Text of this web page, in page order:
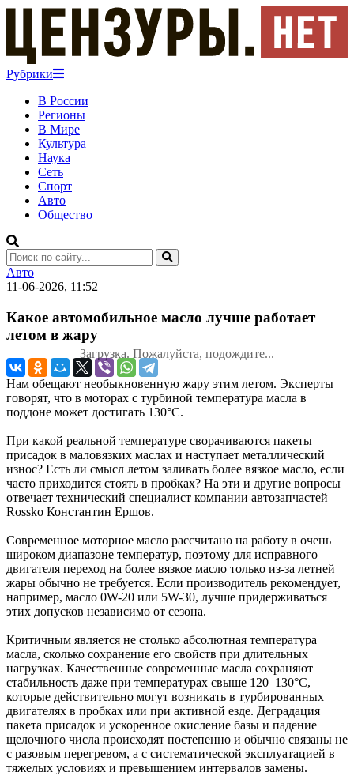
Рубрики
В России
Регионы
В Мире
Культура
Наука
Сеть
Спорт
Авто
Общество
Авто
11-06-2026, 11:52
Какое автомобильное масло лучше работает
летом в жару
Нам обещают необыкновенную жару этим летом. Эксперты
говорят, что в моторах с турбиной температура масла в
поддоне может достигать 130°C.
При какой реальной температуре сворачиваются пакеты
присадок в маловязких маслах и наступает металлический
износ? Есть ли смысл летом заливать более вязкое масло, если
часто приходится стоять в пробках? На эти и другие вопросы
отвечает технический специалист компании автозапчастей
Rossko Константин Ершов.
Современное моторное масло рассчитано на работу в очень
широком диапазоне температур, поэтому для исправного
двигателя переход на более вязкое масло только из-за летней
жары обычно не требуется. Если производитель рекомендует,
например, масло 0W-20 или 5W-30, лучше придерживаться
этих допусков независимо от сезона.
Критичным является не столько абсолютная температура
масла, сколько сохранение его свойств при длительных
нагрузках. Качественные современные масла сохраняют
стабильность даже при температурах свыше 120–130°C,
которые действительно могут возникать в турбированных
двигателях в пробках или при активной езде. Деградация
пакета присадок и ускоренное окисление базы и падение
щелочного числа происходят постепенно и обычно связаны не
с разовым перегревом, а с систематической эксплуатацией в
тяжелых условиях и превышением интервалов замены.
Загрузка. Пожалуйста, подождите...